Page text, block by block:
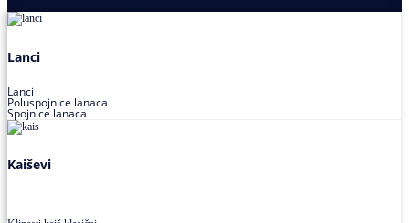
Lanci
Lanci
Poluspojnice lanaca
Spojnice lanaca
Kaiševi